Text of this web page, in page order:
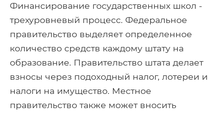
Финансирование государственных школ -
трехуровневый процесс. Федеральное
правительство выделяет определенное
количество средств каждому штату на
образование. Правительство штата делает
взносы через подоходный налог, лотереи и
налоги на имущество. Местное
правительство также может вносить